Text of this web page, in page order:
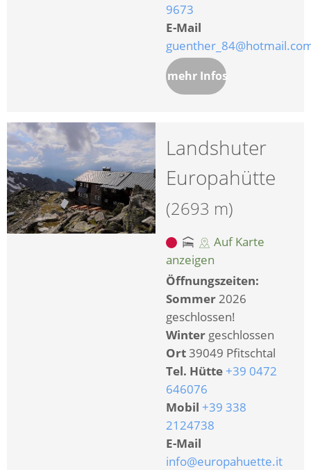
9673
E-Mail
mehr Infos
Landshuter
Europahütte
(2693 m)
Auf Karte
anzeigen
Öffnungszeiten:
Sommer2026
geschlossen!
Winter geschlossen
Ort39049 Pfitschtal
Tel. Hütte +39 0472
646076
Mobil +39 338
2124738
E-Mail
info@europahuette.it